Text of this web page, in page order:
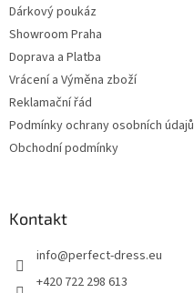
Dárkový poukáz
Showroom Praha
Doprava a Platba
Vrácení a Výměna zboží
Reklamační řád
Podmínky ochrany osobních údajů
Obchodní podmínky
Kontakt
info@perfect-dress.eu
+420 722 298 613